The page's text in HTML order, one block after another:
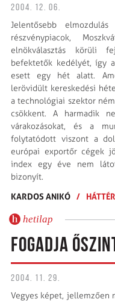
2004. 12. 06.
Jelentősebb
részvénypiacok,
elnökválasztás körüli
befektetők kedélyét, így
esett egy hét alatt.
lerövidült kereskedési
a technológiai szektor
csökkent. A harmadik
várakozásokat, és a
folytatódott viszont a
európai exportőr cégek
index egy éve nem
bizonyít.
KARDOS ANIKÓ / HÁTTÉR
hetilap
FOGADJA
2004. 11. 29.
Vegyes képet, jellemzően